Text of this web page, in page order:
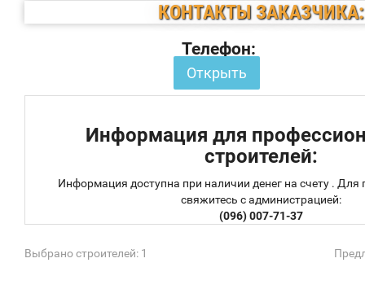
КОНТАКТЫ ЗАКАЗЧИКА:
Телефон:
Открыть
Информация для
строителей:
Информация доступна при наличии денег на счету . Для
свяжитесь с администрацией:
(096) 007-71-37
Выбрано строителей: 1